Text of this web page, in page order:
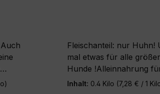
Fleischanteil: nur Huhn! Und hier
mal etwas für alle
Hunde !Alleinnahrung
und leicht aktive,
Inhalt: 0.4 Kilo (7,28 € / 1